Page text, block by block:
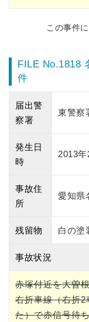
この事件
FILE No.1818
件
届出警
察署
東警察
発生日
時
2013
事故住
所
愛知県
残留物 白の塗
事故状況
赤塚付近を大曽
右折車線（右折
た）で赤信号待